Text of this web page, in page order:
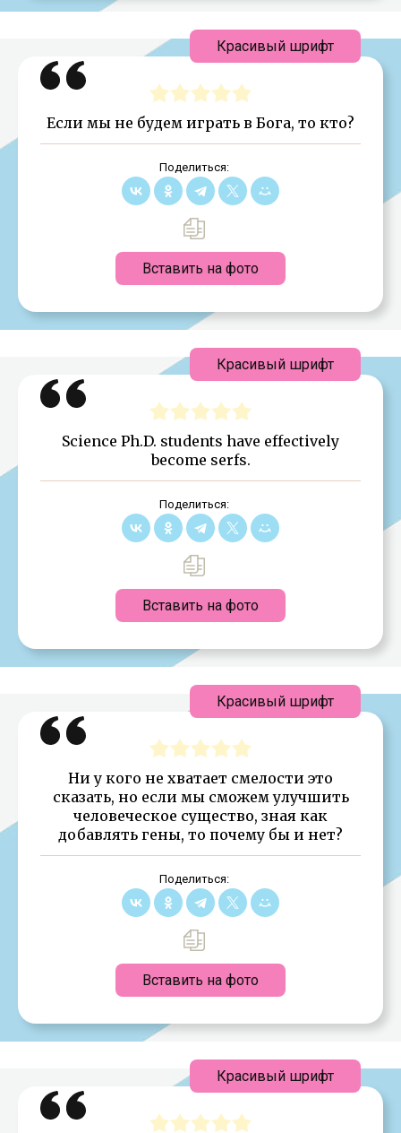
Если мы не будем играть в Бога, то кто?
Поделиться:
Вставить на фото
Красивый шрифт
Science Ph.D. students have effectively
become serfs.
Поделиться:
Вставить на фото
Красивый шрифт
Ни у кого не хватает смелости это
сказать, но если мы сможем улучшить
человеческое существо, зная как
добавлять гены, то почему бы и нет?
Поделиться:
Вставить на фото
Красивый шрифт
Красивый шрифт